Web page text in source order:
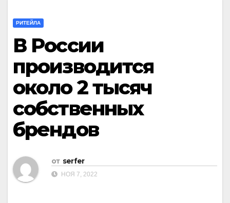
РИТЕЙЛА
В России
производится
около 2 тысяч
собственных
брендов
от serfer
НОЯ 7, 2022